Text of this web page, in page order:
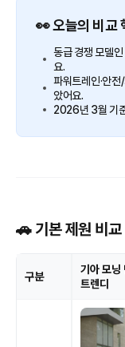
👀 오늘의 비교
동급 경쟁 모델
요.
파워트레인·안
았어요.
2026년 3월 기
🚗 기본 제원 비교
구분
기아 모닝
트렌디